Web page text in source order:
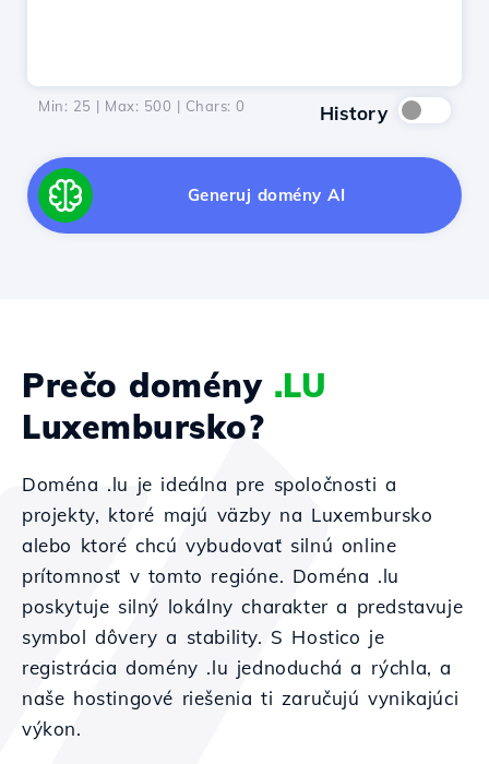
Min: 25 | Max: 500 | Chars: 0 History
Generuj domény AI
Prečo domény .LU
Luxembursko?
Doména .lu je ideálna pre spoločnosti a
projekty, ktoré majú väzby na Luxembursko
alebo ktoré chcú vybudovať silnú online
prítomnosť v tomto regióne. Doména .lu
poskytuje silný lokálny charakter a predstavuje
symbol dôvery a stability. S Hostico je
registrácia domény .lu jednoduchá a rýchla, a
naše hostingové riešenia ti zaručujú vynikajúci
výkon.